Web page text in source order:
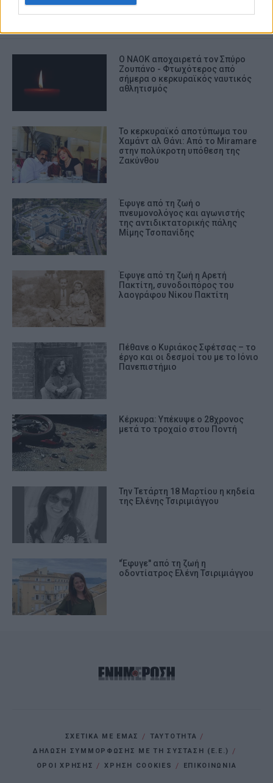
Ο ΝΑΟΚ αποχαιρετά τον Σπύρο
Ζουπάνο - Φτωχότερος από
σήμερα ο κερκυραϊκός ναυτικός
αθλητισμός
Το κερκυραϊκό αποτύπωμα του
Χαμάντ αλ Θάνι: Από το Miramare
στην πολύκροτη υπόθεση της
Ζακύνθου
Έφυγε από τη ζωή ο
πνευμονολόγος και αγωνιστής
της αντιδικτατορικής πάλης
Μίμης Τσοπανίδης
Έφυγε από τη ζωή η Αρετή
Πακτίτη, συνοδοιπόρος του
λαογράφου Νίκου Πακτίτη
Πέθανε ο Κυριάκος Σφέτσας – το
έργο και οι δεσμοί του με το Ιόνιο
Πανεπιστήμιο
Κέρκυρα: Υπέκυψε ο 28χρονος
μετά το τροχαίο στου Ποντή
Την Τετάρτη 18 Μαρτίου η κηδεία
της Ελένης Τσιριμιάγγου
"Έφυγε" από τη ζωή η
οδοντίατρος Ελένη Τσιριμιάγγου
ΣΧΕΤΙΚΑ ΜΕ ΕΜΑΣ
ΤΑΥΤΟΤΗΤΑ
ΔΗΛΩΣΗ ΣΥΜΜΟΡΦΩΣΗΣ ΜΕ ΤΗ ΣΥΣΤΑΣΗ (Ε.Ε.)
ΌΡΟΙ ΧΡΗΣΗΣ
ΧΡΗΣΗ COOKIES ΕΠΙΚΟΙΝΩΝΙΑ